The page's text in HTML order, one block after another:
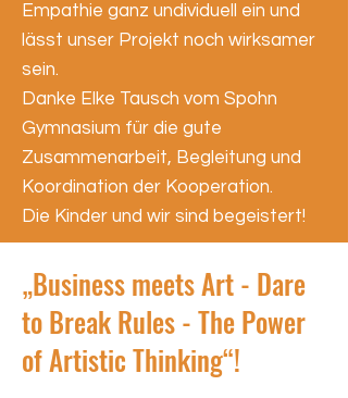
Empathie ganz undividuell ein und
lässt unser Projekt noch wirksamer
sein.
Danke Elke Tausch vom Spohn
Gymnasium für die gute
Zusammenarbeit, Begleitung und
Koordination der Kooperation.
Die Kinder und wir sind begeistert!
„Business meets Art - Dare
to Break Rules - The Power
of Artistic Thinking“!